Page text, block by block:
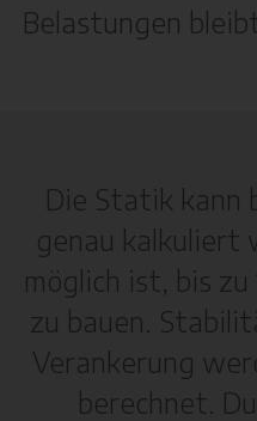
Belastungen
Die Statik kann
genau kalkuliert
möglich ist, bis
zu bauen.
Verankerung
berechnet.